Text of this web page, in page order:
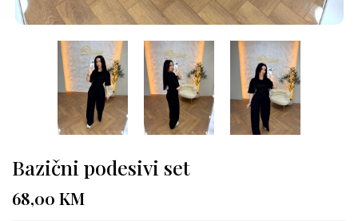
Bazični podesivi set
68,00 KM